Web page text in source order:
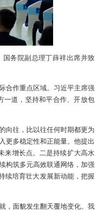
务院副总理丁薛祥出席并致
合作重点区域。习近平主席强
一道，坚持和平合作、开放包
向往，比以往任何时期都更为
更多稳定性和正能量。他提出
来增长点。二是持续扩大高水
构筑多元高效联通网络，加强
续培育壮大发展新动能，把握
，面貌发生翻天覆地变化。我